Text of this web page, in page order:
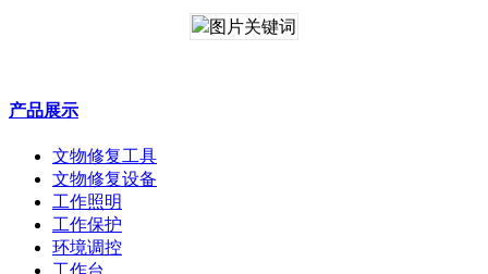
产品展示
文物修复工具
文物修复设备
工作照明
工作保护
环境调控